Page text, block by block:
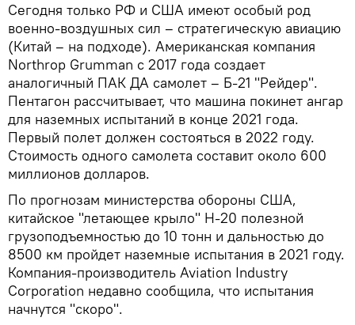
Сегодня только РФ и США имеют особый род
военно-воздушных сил – стратегическую авиацию
(Китай – на подходе). Американская компания
Northrop Grumman с 2017 года создает
аналогичный ПАК ДА самолет – Б-21 "Рейдер".
Пентагон рассчитывает, что машина покинет ангар
для наземных испытаний в конце 2021 года.
Первый полет должен состояться в 2022 году.
Стоимость одного самолета составит около 600
миллионов долларов.
По прогнозам министерства обороны США,
китайское "летающее крыло" Н-20 полезной
грузоподъемностью до 10 тонн и дальностью до
8500 км пройдет наземные испытания в 2021 году.
Компания-производитель Aviation Industry
Corporation недавно сообщила, что испытания
начнутся "скоро".